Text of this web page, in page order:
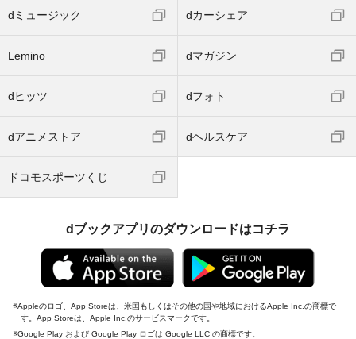
dミュージック dカーシェア
Lemino dマガジン
dヒッツ dフォト
dアニメストア dヘルスケア
ドコモスポーツくじ
dブックアプリのダウンロードはコチラ
Appleのロゴ、App Storeは、米国もしくはその他の国や地域におけるApple Inc.の商標で
す。App Storeは、Apple Inc.のサービスマークです。
Google Play および Google Play ロゴは Google LLC の商標です。